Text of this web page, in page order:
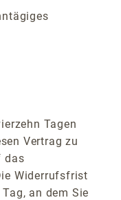
Tagen
Vertrag zu
das
Widerrufsfrist
an dem Sie